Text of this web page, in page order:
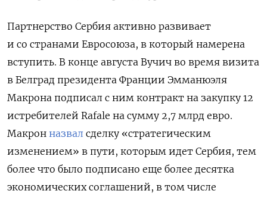
Партнерство Сербия активно развивает
и со странами Евросоюза, в который намерена
вступить. В конце августа Вучич во время визита
в Белград президента Франции Эмманюэля
Макрона подписал с ним контракт на закупку 12
истребителей Rafale на сумму 2,7 млрд евро.
Макрон назвал сделку «стратегическим
изменением» в пути, которым идет Сербия, тем
более что было подписано еще более десятка
экономических соглашений, в том числе